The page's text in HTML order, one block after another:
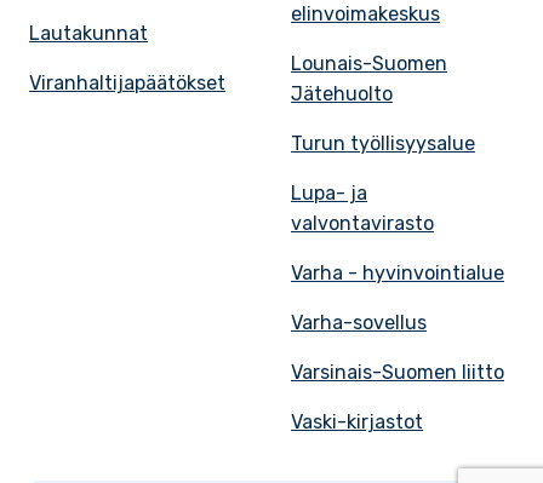
Lautakunnat
Viranhaltijapäätökset
elinvoimakeskus
Lounais-Suomen
Jätehuolto
Turun työllisyysalue
Lupa- ja
valvontavirasto
Varha - hyvinvointialue
Varha-sovellus
Varsinais-Suomen liitto
Vaski-kirjastot